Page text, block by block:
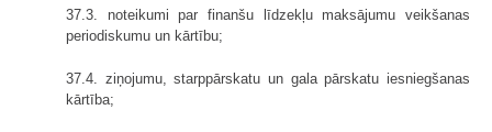
37.3. noteikumi par finanšu līdzekļu maksājumu veikšanas
periodiskumu un kārtību;
37.4. ziņojumu, starppārskatu un gala pārskatu iesniegšanas
kārtība;